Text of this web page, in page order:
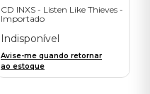
CD INXS - Listen Like Thieves -
Importado
Indisponível
Avise-me quando retornar
ao estoque